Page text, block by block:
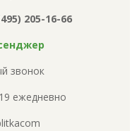
205-16-66
звонок
ежедневно